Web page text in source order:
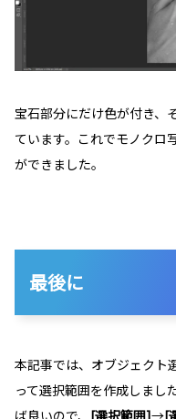
宝石部分にだけ色が付き、
ています。これでモノクロ
ができました。
最後に
本記事では、オブジェクト
って選択範囲を作成しまし